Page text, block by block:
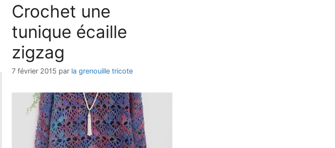
Crochet une
tunique écaille
zigzag
7 février 2015 par la grenouille tricote